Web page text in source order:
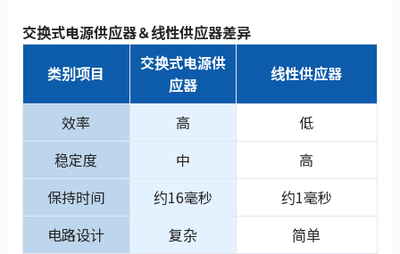
交换式电源供应器＆线性供应器差异
类别项目
交换式电源供
应器
线性供应器
效率 高
低
稳定度
中
高
保持时间
约16毫秒
约1毫秒
电路设计
复杂
简单